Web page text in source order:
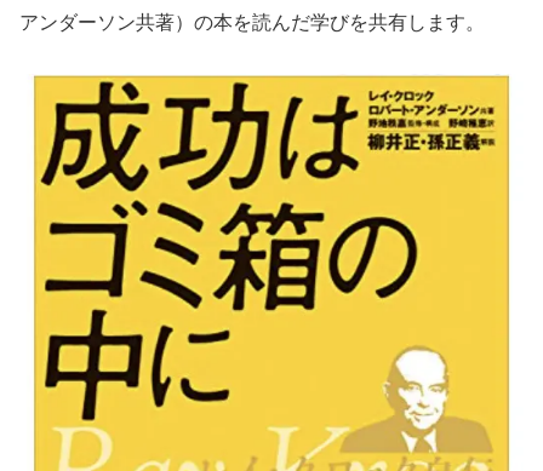
アンダーソン共著）の本を読んだ学びを共有します。